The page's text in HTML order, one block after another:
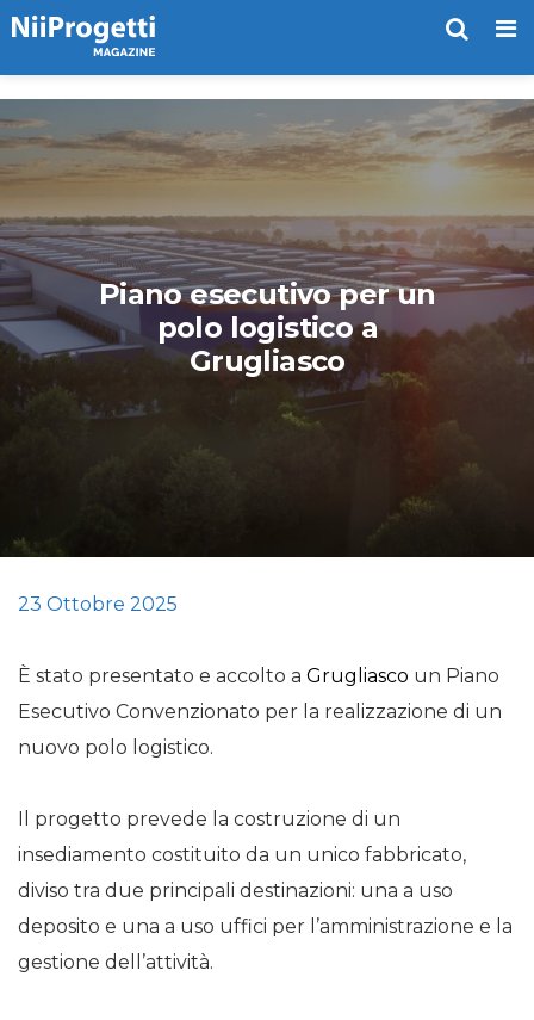
Piano esecutivo per un
polo logistico a
Grugliasco
23 Ottobre 2025
È stato presentato e accolto a Grugliasco un Piano
Esecutivo Convenzionato per la realizzazione di un
nuovo polo logistico.
Il progetto prevede la costruzione di un
insediamento costituito da un unico fabbricato,
diviso tra due principali destinazioni: una a uso
deposito e una a uso uffici per l’amministrazione e la
gestione dell’attività.